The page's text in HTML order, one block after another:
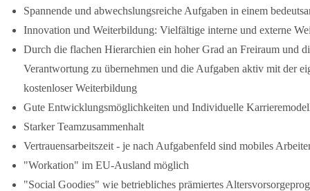
Spannende und abwechslungsreiche Aufgaben in einem
Innovation und Weiterbildung: Vielfältige interne und externe
Durch die flachen Hierarchien ein hoher Grad an Freiraum und
Verantwortung zu übernehmen und die Aufgaben aktiv mit der
kostenloser Weiterbildung
Gute Entwicklungsmöglichkeiten und Individuelle
Starker Teamzusammenhalt
Vertrauensarbeitszeit - je nach Aufgabenfeld sind mobiles
"Workation" im EU-Ausland möglich
"Social Goodies" wie betriebliches prämiertes